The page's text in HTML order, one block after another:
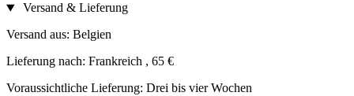
Versand & Lieferung
Versand aus: Belgien
Lieferung nach: Frankreich , 65 €
Voraussichtliche Lieferung: Drei bis vier Wochen